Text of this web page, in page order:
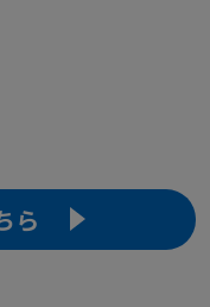
ら